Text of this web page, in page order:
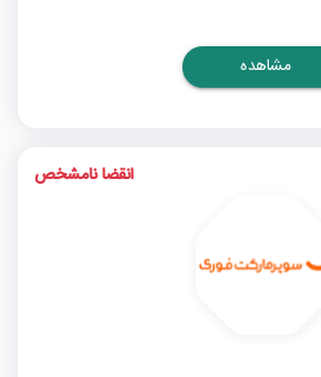
مشاهده
انقضا نامشخص